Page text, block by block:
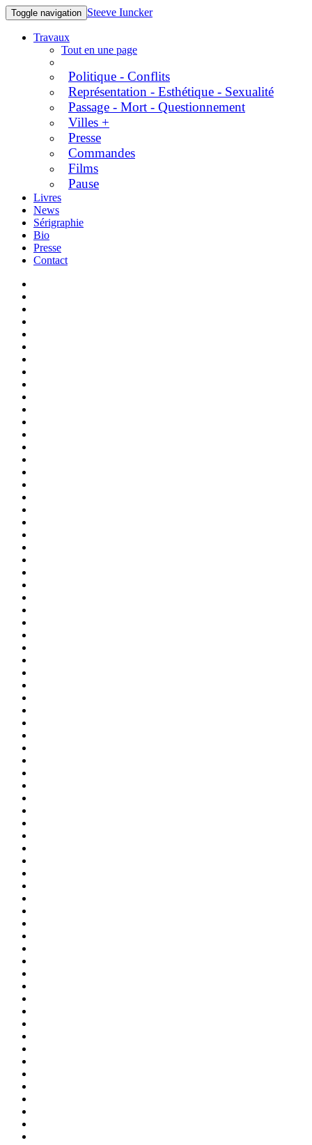
Toggle navigation Steeve Iuncker
Travaux
Tout en une page
Politique - Conflits
Représentation - Esthétique - Sexualité
Passage - Mort - Questionnement
Villes +
Presse
Commandes
Films
Pause
Livres
News
Sérigraphie
Bio
Presse
Contact